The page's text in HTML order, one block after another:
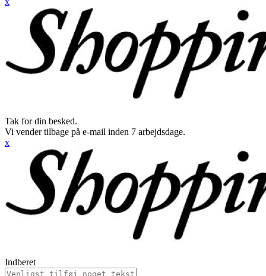
Tak for din besked.
Vi vender tilbage på e-mail inden 7 arbejdsdage.
x
Indberet